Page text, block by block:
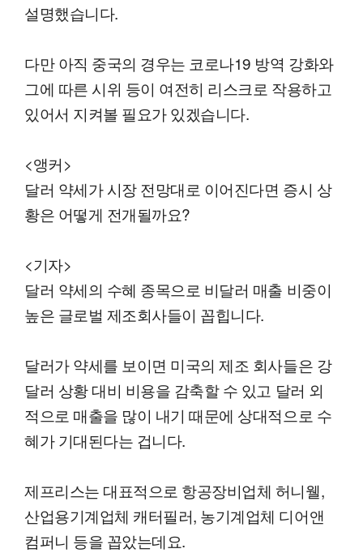
설명했습니다.
다만 아직 중국의 경우는 코로나19 방역 강화와
그에 따른 시위 등이 여전히 리스크로 작용하고
있어서 지켜볼 필요가 있겠습니다.
<앵커>
달러 약세가 시장 전망대로 이어진다면 증시 상
황은 어떻게 전개될까요?
<기자>
달러 약세의 수혜 종목으로 비달러 매출 비중이
높은 글로벌 제조회사들이 꼽힙니다.
달러가 약세를 보이면 미국의 제조 회사들은 강
달러 상황 대비 비용을 감축할 수 있고 달러 외
적으로 매출을 많이 내기 때문에 상대적으로 수
혜가 기대된다는 겁니다.
제프리스는 대표적으로 항공장비업체 허니웰,
산업용기계업체 캐터필러, 농기계업체 디어앤
컴퍼니 등을 꼽았는데요.